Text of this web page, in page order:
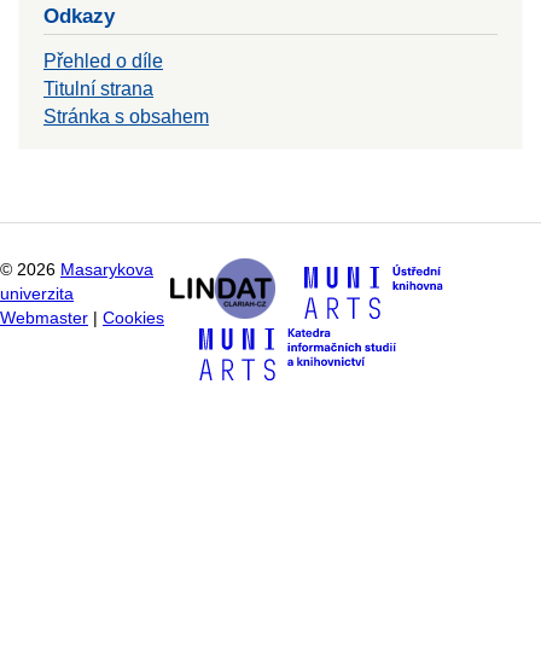
Odkazy
Přehled o díle
Titulní strana
Stránka s obsahem
© 2026 Masarykova
univerzita
Webmaster
Cookies